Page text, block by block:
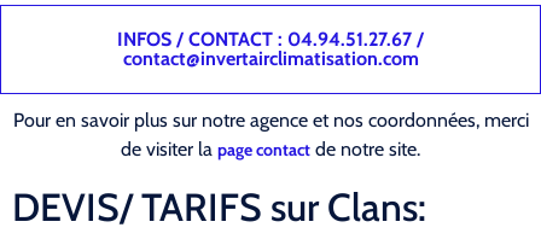
INFOS / CONTACT : 04.94.51.27.67 /
contact@invertairclimatisation.com
Pour en savoir plus sur notre agence et nos coordonnées, merci
de visiter la page contact de notre site.
DEVIS/ TARIFS sur Clans: